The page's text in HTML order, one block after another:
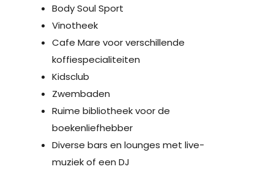
Body Soul Sport
Vinotheek
Cafe Mare voor verschillende
koffiespecialiteiten
Kidsclub
Zwembaden
Ruime bibliotheek voor de
boekenliefhebber
Diverse bars en lounges met live-
muziek of een DJ